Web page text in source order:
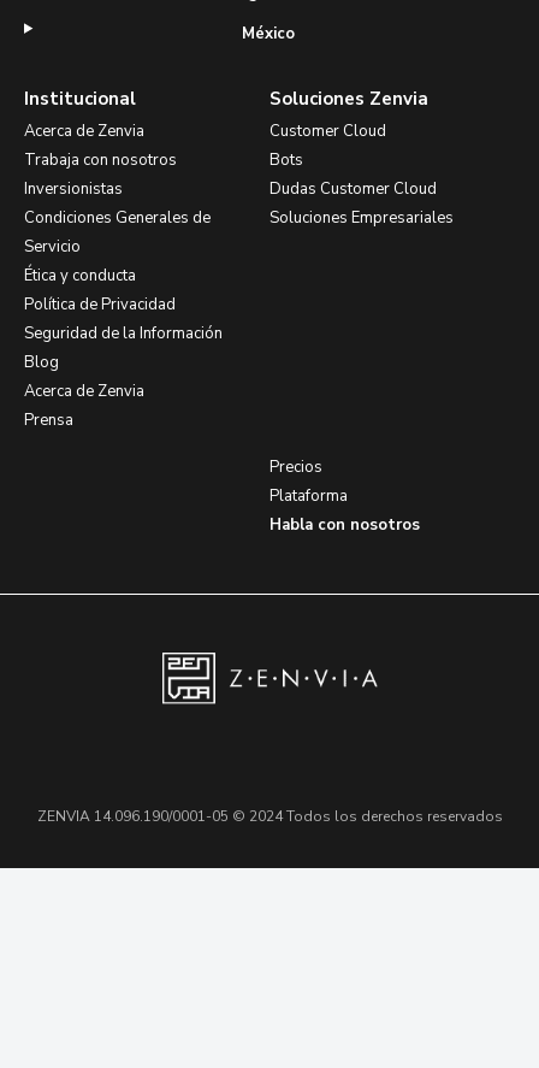
Institucional
Acerca de Zenvia
Trabaja con nosotros
Inversionistas
Condiciones Generales de
Servicio
Ética y conducta
Política de Privacidad
Seguridad de la Información
Blog
Acerca de Zenvia
Prensa
Soluciones Zenvia
Customer Cloud
Bots
Dudas Customer Cloud
Soluciones Empresariales
Precios
Plataforma
Habla con nosotros
México
ZENVIA 14.096.190/0001-05 © 2024 Todos los derechos reservados